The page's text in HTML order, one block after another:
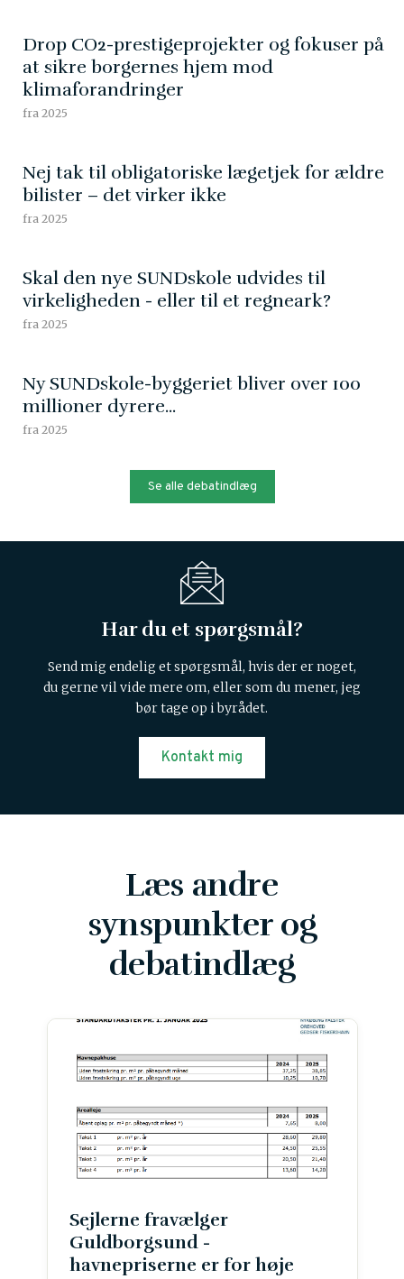
Drop CO2-prestigeprojekter og fokuser på
at sikre borgernes hjem mod
klimaforandringer
fra 2025
Nej tak til obligatoriske lægetjek for ældre
bilister – det virker ikke
fra 2025
Skal den nye SUNDskole udvides til
virkeligheden - eller til et regneark?
fra 2025
Ny SUNDskole-byggeriet bliver over 100
millioner dyrere...
fra 2025
Se alle debatindlæg
Har du et spørgsmål?
Send mig endelig et spørgsmål, hvis der er noget,
du gerne vil vide mere om, eller som du mener, jeg
bør tage op i byrådet.
Kontakt mig
Læs andre
synspunkter og
debatindlæg
Sejlerne fravælger
Guldborgsund -
havnepriserne er for høje